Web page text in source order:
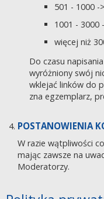
501 - 1000 -
1001 - 3000
więcej niż
Do czasu
wyróżniony swój
wklejać linków do
zna egzemplarz,
POSTANOWIENIA
W razie wątpliwości
mając zawsze na
Moderatorzy.